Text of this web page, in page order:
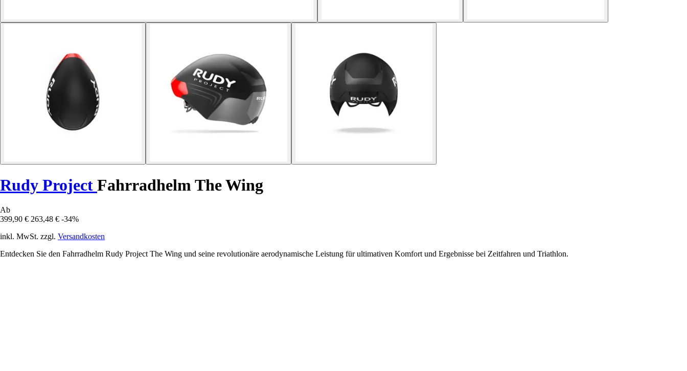
Rudy Project Fahrradhelm The Wing
Ab
399,90 € 263,48 € -34%
inkl. MwSt. zzgl. Versandkosten
Entdecken Sie den Fahrradhelm Rudy Project The Wing und seine revolutionäre aerodynamische Leistung für ultimativen Komfort und Ergebnisse bei Zeitfahren und Triathlon.